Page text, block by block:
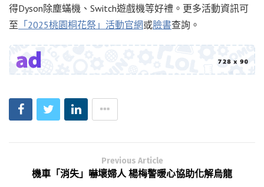
得Dyson除塵蟎機、Switch遊戲機等好禮。更多活動資訊可
至 「2025桃園桐花祭」活動官網或臉書查詢。
Previous Article
機車「消失」嚇壞婦人 楊梅警暖心協助化解烏龍